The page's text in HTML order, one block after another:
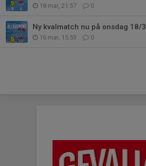
18 mar, 21:57 0
Ny kvalmatch nu på onsdag 18/3
16 mar, 15:53 0